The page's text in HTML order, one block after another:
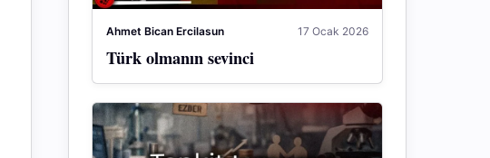
Ahmet Bican Ercilasun 17 Ocak 2026
Türk olmanın sevinci